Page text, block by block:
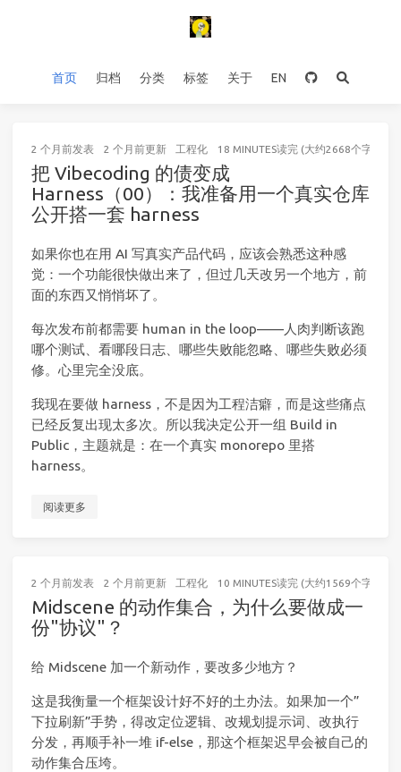
首页 归档 分类 标签 关于 EN
2 个月前发表 2 个月前更新 工程化 18 MINUTES读完 (大约2668个字)
把 Vibecoding 的债变成
Harness（00）：我准备用一个真实仓库
公开搭一套 harness
如果你也在用 AI 写真实产品代码，应该会熟悉这种感
觉：一个功能很快做出来了，但过几天改另一个地方，前
面的东西又悄悄坏了。
每次发布前都需要 human in the loop——人肉判断该跑
哪个测试、看哪段日志、哪些失败能忽略、哪些失败必须
修。心里完全没底。
我现在要做 harness，不是因为工程洁癖，而是这些痛点
已经反复出现太多次。所以我决定公开一组 Build in
Public，主题就是：在一个真实 monorepo 里搭
harness。
阅读更多
2 个月前发表 2 个月前更新 工程化 10 MINUTES读完 (大约1569个字)
Midscene 的动作集合，为什么要做成一
份"协议"？
给 Midscene 加一个新动作，要改多少地方？
这是我衡量一个框架设计好不好的土办法。如果加一个”
下拉刷新”手势，得改定位逻辑、改规划提示词、改执行
分发，再顺手补一堆 if-else，那这个框架迟早会被自己的
动作集合压垮。